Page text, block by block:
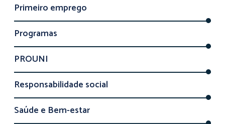
Primeiro emprego
Programas
PROUNI
Responsabilidade social
Saúde e Bem-estar